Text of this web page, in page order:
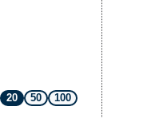
20 50 100